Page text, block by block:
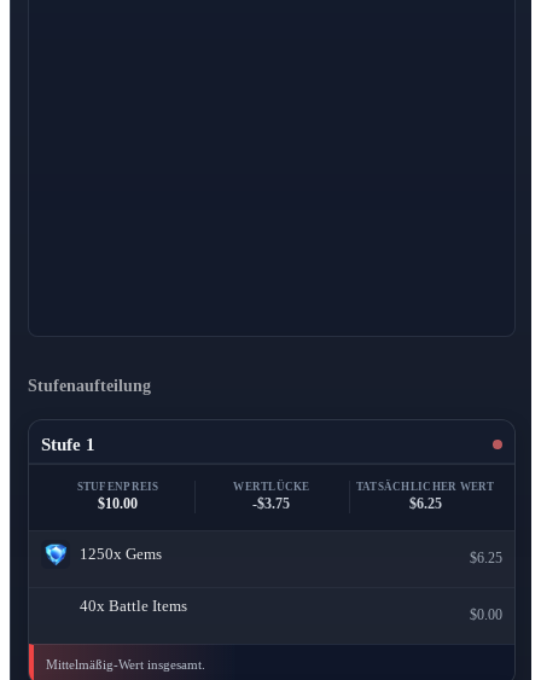
Stufenaufteilung
Stufe 1
STUFENPREIS
$10.00
WERTLÜCKE
-$3.75
TATSÄCHLICHER WERT
$6.25
1250x Gems $6.25
40x Battle Items
$0.00
Mittelmäßig-Wert insgesamt.